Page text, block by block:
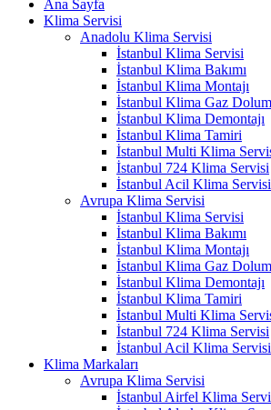
Ana Sayfa
Klima Servisi
Anadolu Klima Servisi
İstanbul Klima Servisi
İstanbul Klima Bakımı
İstanbul Klima Montajı
İstanbul Klima Gaz
İstanbul Klima Demontajı
İstanbul Klima Tamiri
İstanbul Multi Klima
İstanbul 724 Klima Servisi
İstanbul Acil Klima Servisi
Avrupa Klima Servisi
İstanbul Klima Servisi
İstanbul Klima Bakımı
İstanbul Klima Montajı
İstanbul Klima Gaz
İstanbul Klima Demontajı
İstanbul Klima Tamiri
İstanbul Multi Klima
İstanbul 724 Klima Servisi
İstanbul Acil Klima Servisi
Klima Markaları
Avrupa Klima Servisi
İstanbul Airfel Klima